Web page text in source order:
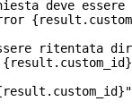
deve
{
ritentata
{result.custom_id}
result.custom_id}"